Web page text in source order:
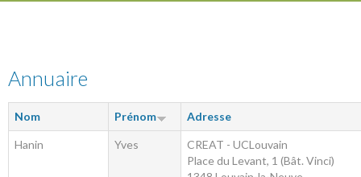
Annuaire
Nom Prénom Adresse
Hanin Yves
CREAT - UCLouvain
Place du Levant, 1 (Bât. Vinci)